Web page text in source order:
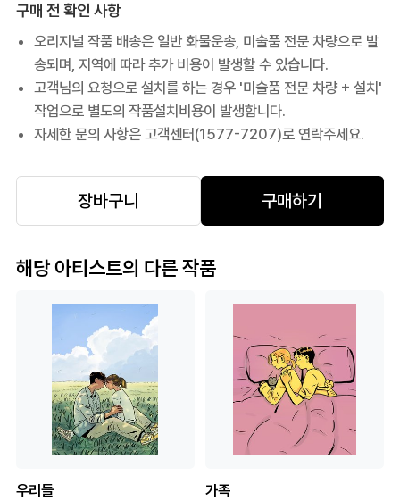
구매 전 확인 사항
오리지널 작품 배송은 일반 화물운송, 미술품 전문 차량으로 발
송되며, 지역에 따라 추가 비용이 발생할 수 있습니다.
고객님의 요청으로 설치를 하는 경우 '미술품 전문 차량 + 설치'
작업으로 별도의 작품설치비용이 발생합니다.
자세한 문의 사항은 고객센터(1577-7207)로 연락주세요.
장바구니 구매하기
해당 아티스트의 다른 작품
우리들
가족